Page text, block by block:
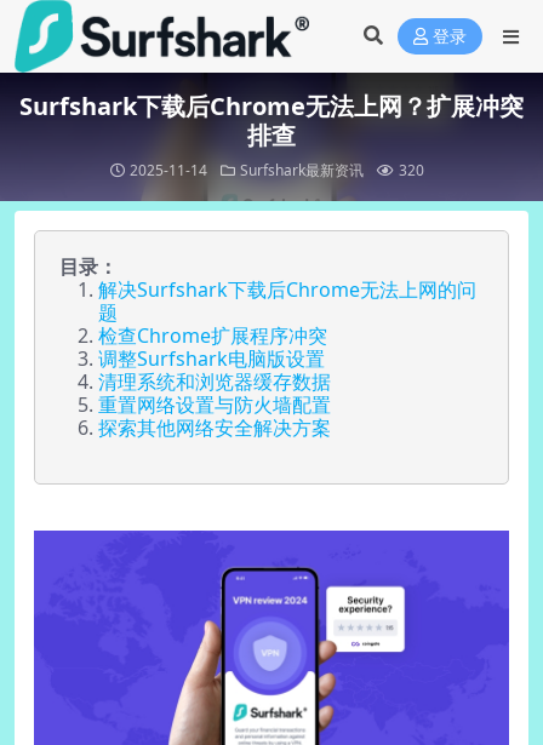
登录
Surfshark下载后Chrome无法上网？扩展冲突
排查
2025-11-14 Surfshark最新资讯 320
目录：
解决Surfshark下载后Chrome无法上网的问
题
检查Chrome扩展程序冲突
调整Surfshark电脑版设置
清理系统和浏览器缓存数据
重置网络设置与防火墙配置
探索其他网络安全解决方案